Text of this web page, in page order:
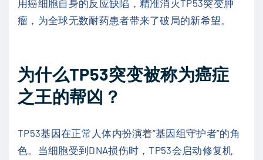
用癌细胞自身的反应缺陷，精准消灭TP53突变肿
瘤，为全球无数耐药患者带来了破局的新希望。
为什么TP53突变被称为癌症
之王的帮凶？
TP53基因在正常人体内扮演着“基因组守护者”的角
色。当细胞受到DNA损伤时，TP53会启动修复机